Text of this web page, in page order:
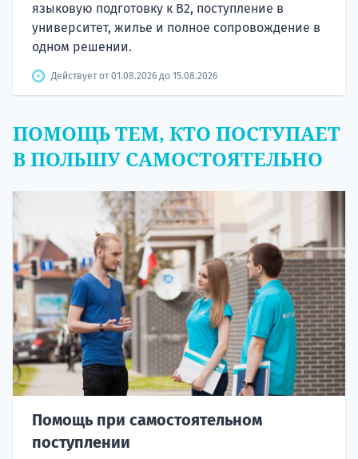
языковую подготовку к В2, поступление в
университет, жилье и полное сопровождение в
одном решении.
Действует от 01.08.2026 до 15.08.2026
ПОМОЩЬ ТЕМ, КТО ПОСТУПАЕТ
В ПОЛЬШУ САМОСТОЯТЕЛЬНО
Помощь при самостоятельном
поступлении